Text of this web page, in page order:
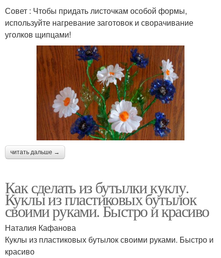
Совет : Чтобы придать листочкам особой формы,
используйте нагревание заготовок и сворачивание
уголков щипцами!
читать дальше →
Как сделать из бутылки куклу.
Куклы из пластиковых бутылок
своими руками. Быстро и красиво
Наталия Кафанова
Куклы из пластиковых бутылок своими руками. Быстро и
красиво